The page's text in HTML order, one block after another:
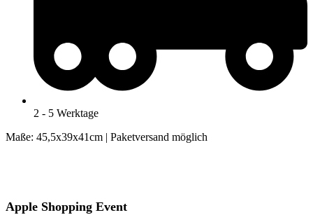
2 - 5 Werktage
Maße: 45,5x39x41cm | Paketversand möglich
Apple Shopping Event